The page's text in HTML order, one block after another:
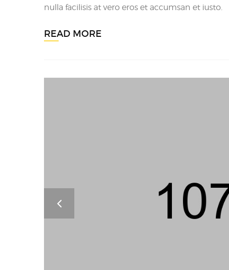
nulla facilisis at vero eros et accumsan et iusto.
READ MORE